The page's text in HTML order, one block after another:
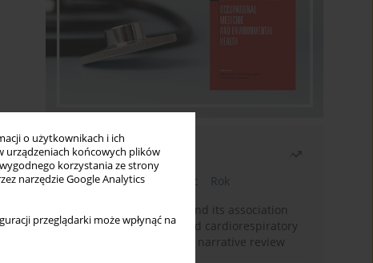
o użytkownikach i ich
urządzeniach końcowych plików
korzystania ze strony
narzędzie Google Analytics
przeglądarki może wpłynąć na
Najczęściej czytane
Bieżący numer Miesiąc
Rok
Occupational burnout and its association
with physical activity and cardiorespiratory
fitness among nurses: a narrative review